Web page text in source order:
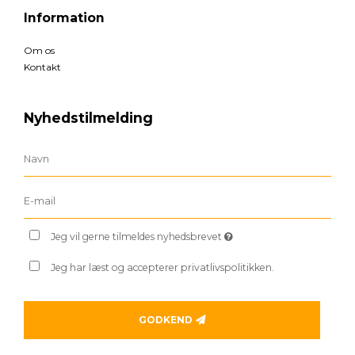
Information
Om os
Kontakt
Nyhedstilmelding
Jeg vil gerne tilmeldes nyhedsbrevet
Jeg har læst og accepterer privatlivspolitikken.
GODKEND